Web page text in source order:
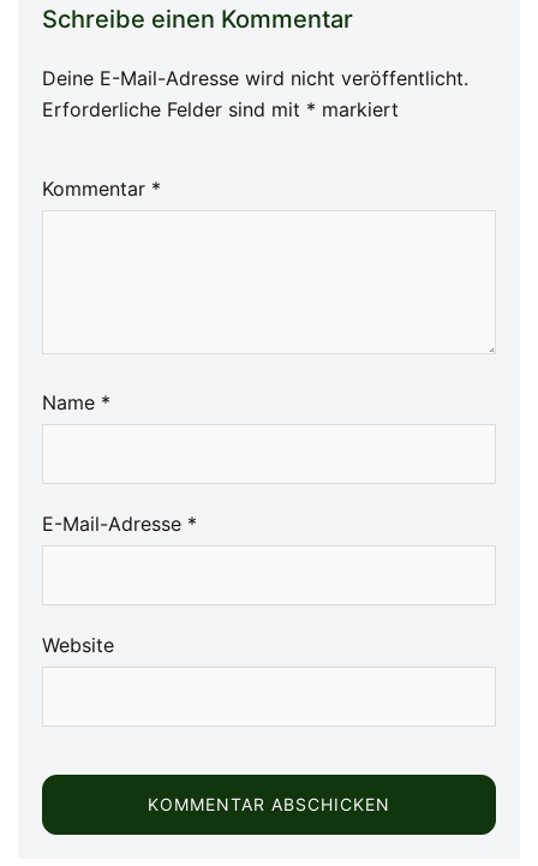
Schreibe einen Kommentar
Deine E-Mail-Adresse wird nicht veröffentlicht.
Erforderliche Felder sind mit * markiert
Kommentar *
Name *
E-Mail-Adresse *
Website